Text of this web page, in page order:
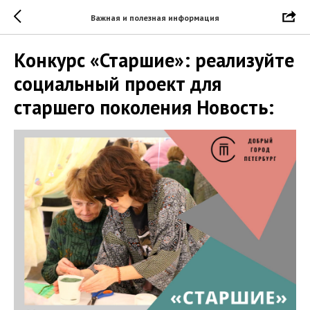
Важная и полезная информация
Конкурс «Старшие»: реализуйте
социальный проект для
старшего поколения Новость: